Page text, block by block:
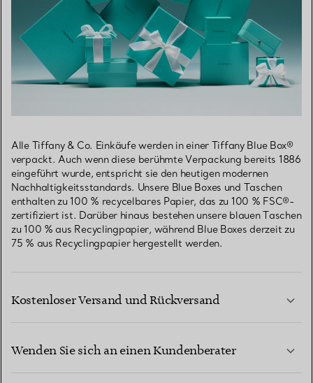
Alle Tiffany & Co. Einkäufe werden in einer Tiffany Blue Box®
verpackt. Auch wenn diese berühmte Verpackung bereits 1886
eingeführt wurde, entspricht sie den heutigen modernen
Nachhaltigkeitsstandards. Unsere Blue Boxes und Taschen
enthalten zu 100 % recycelbares Papier, das zu 100 % FSC®-
zertifiziert ist. Darüber hinaus bestehen unsere blauen Taschen
zu 100 % aus Recyclingpapier, während Blue Boxes derzeit zu
75 % aus Recyclingpapier hergestellt werden.
Kostenloser Versand und Rückversand
Wenden Sie sich an einen Kundenberater